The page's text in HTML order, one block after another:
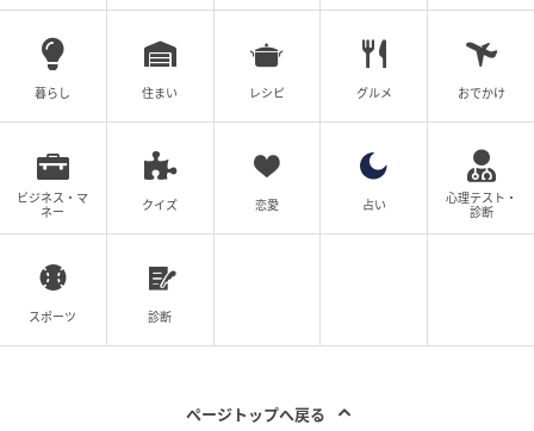
暮らし 住まい レシピ グルメ おでかけ
ビジネス・マ
ネー
クイズ 恋愛 占い
心理テスト・
診断
スポーツ 診断
ページトップへ戻る